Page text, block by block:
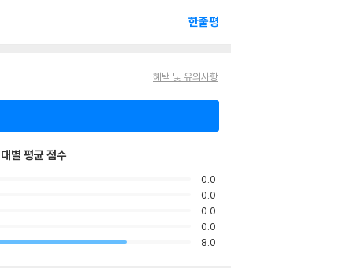
한줄평
혜택 및 유의사항
별 평균 점수
0.0
0.0
0.0
0.0
8.0